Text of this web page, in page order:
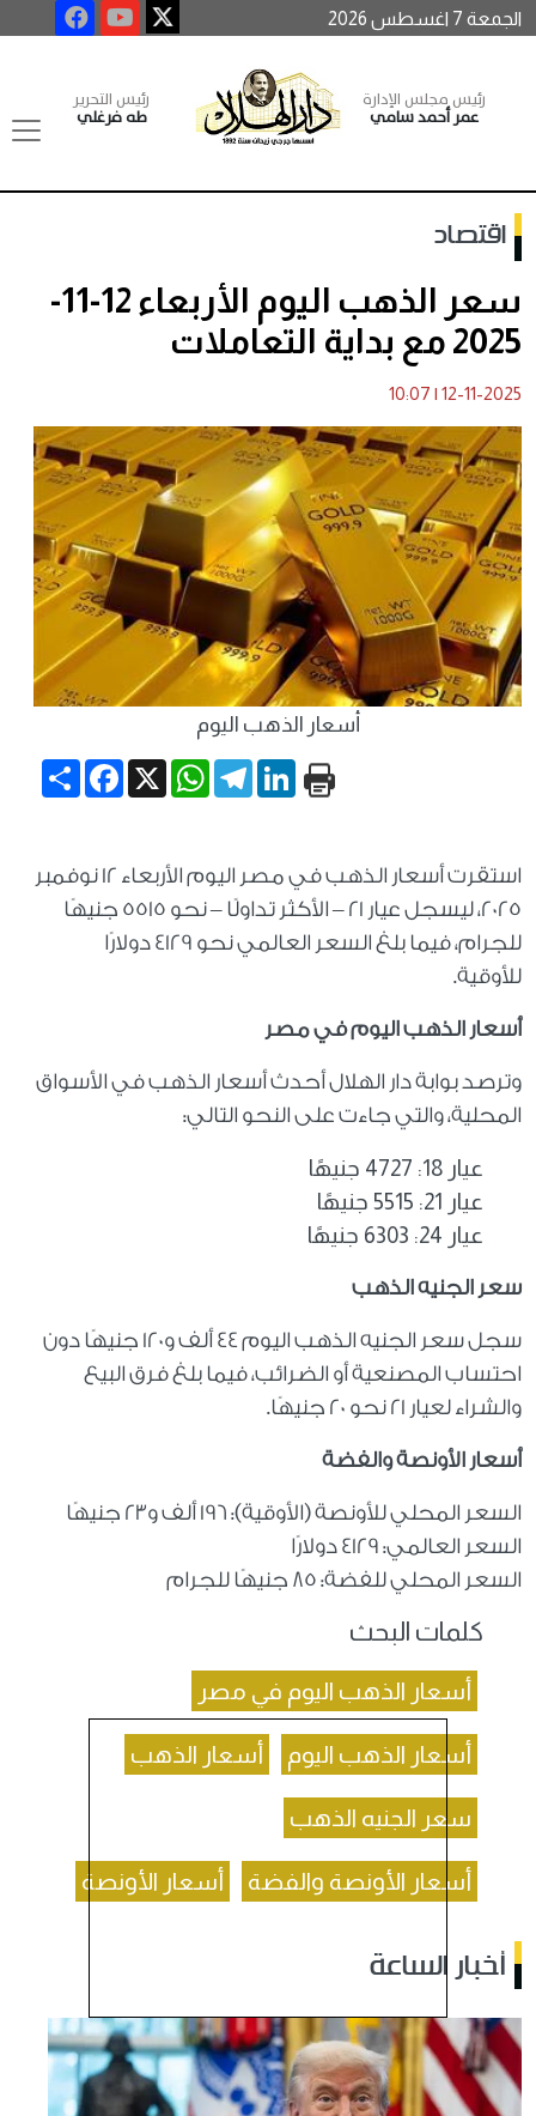
الجمعة 7 اغسطس 2026
رئيس مجلس الإدارة
عمر أحمد سامي
رئيس التحرير
طه فرغلي
اقتصاد
سعر الذهب اليوم الأربعاء 12-11-
2025 مع بداية التعاملات
12-11-2025
|
10:07
أسعار الذهب اليوم
Share
Facebook X
WhatsApp
TelegramLinkedIn
استقرت أسعار الذهب في مصر اليوم الأربعاء 12 نوفمبر
2025، ليسجل عيار 21 – الأكثر تداولًا – نحو 5515 جنيهًا
للجرام، فيما بلغ السعر العالمي نحو 4129 دولارًا
للأوقية.
أسعار الذهب اليوم في مصر
وترصد بوابة دار الهلال أحدث أسعار الذهب في الأسواق
المحلية، والتي جاءت على النحو التالي:
عيار 18: 4727 جنيهًا
عيار 21: 5515 جنيهًا
عيار 24: 6303 جنيهًا
سعر الجنيه الذهب
سجل سعر الجنيه الذهب اليوم 44 ألف و120 جنيهًا دون
احتساب المصنعية أو الضرائب، فيما بلغ فرق البيع
والشراء لعيار 21 نحو 20 جنيهًا.
أسعار الأونصة والفضة
السعر المحلي للأونصة (الأوقية): 196 ألف و23 جنيهًا
السعر العالمي: 4129 دولارًا
السعر المحلي للفضة: 85 جنيهًا للجرام
كلمات البحث
أسعار الذهب اليوم في مصر
أسعار الذهب اليوم أسعار الذهب
سعر الجنيه الذهب
أسعار الأونصة والفضة أسعار الأونصة
أخبار الساعة